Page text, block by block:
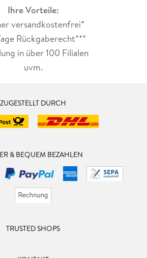
Ihre Vorteile:
versandkostenfrei*
Rückgaberecht***
in über 100 Filialen
uvm.
ZUGESTELLT DURCH
& BEQUEM BEZAHLEN
TRUSTED SHOPS